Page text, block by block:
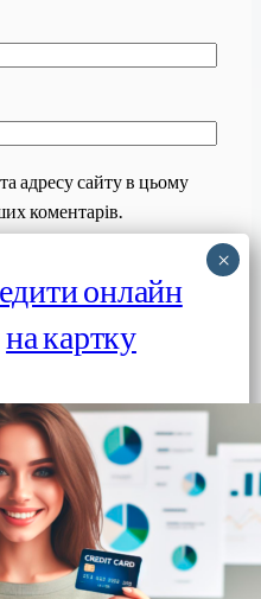
адресу сайту в цьому
коментарів.
Завантажити
онлайн
на картку